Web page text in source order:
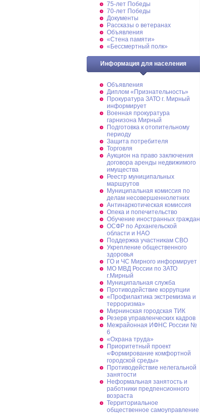
75-лет Победы
70-лет Победы
Документы
Рассказы о ветеранах
Объявления
«Стена памяти»
«Бессмертный полк»
Информация для населения
Объявления
Диплом «Признательность»
Прокуратура ЗАТО г. Мирный
информирует
Военная прокуратура
гарнизона Мирный
Подготовка к отопительному
периоду
Защита потребителя
Торговля
Аукцион на право заключения
договора аренды недвижимого
имущества
Реестр муниципальных
маршрутов
Муниципальная комиссия по
делам несовершеннолетних
Антинаркотическая комиссия
Опека и попечительство
Обучение иностранных граждан
ОСФР по Архангельской
области и НАО
Поддержка участникам СВО
Укрепление общественного
здоровья
ГО и ЧС Мирного информирует
МО МВД России по ЗАТО
г.Мирный
Муниципальная cлужба
Противодействие коррупции
«Профилактика экстремизма и
терроризма»
Мирнинская городская ТИК
Резерв управленческих кадров
Межрайонная ИФНС России №
6
«Охрана труда»
Приоритетный проект
«Формирование комфортной
городской среды»
Противодействие нелегальной
занятости
Неформальная занятость и
работники предпенсионного
возраста
Территориальное
общественное самоуправление